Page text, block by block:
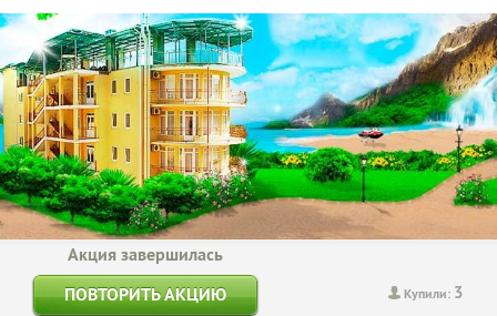
Купили: 3
Акция завершилась
ПОВТОРИТЬ АКЦИЮ